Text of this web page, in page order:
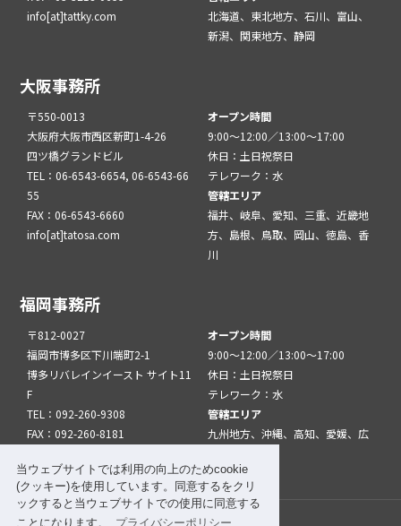
当ウェブサイトでは利用の向上のためcookie
(クッキー)を使用しています。同意するをクリ
ックすると当ウェブサイトでの使用に同意する
ことになります。
プライバシーポリシー
info[at]tattky.com
北海道、東北地方、石川、富山、
新潟、関東地方、静岡
大阪事務所
〒550-0013
大阪府大阪市西区新町1-4-26
四ツ橋グランドビル
TEL：06-6543-6654, 06-6543-66
55
FAX：06-6543-6660
info[at]tatosa.com
オープン時間
9:00～12:00／13:00～17:00
休日：土日祝祭日
テレワーク：水
管轄エリア
福井、岐阜、愛知、三重、近畿地
方、島根、鳥取、岡山、徳島、香
川
福岡事務所
〒812-0027
福岡市博多区下川端町2-1
博多リバレインイースト サイト11
F
TEL：092-260-9308
FAX：092-260-8181
オープン時間
9:00～12:00／13:00～17:00
休日：土日祝祭日
テレワーク：水
管轄エリア
九州地方、沖縄、高知、愛媛、広